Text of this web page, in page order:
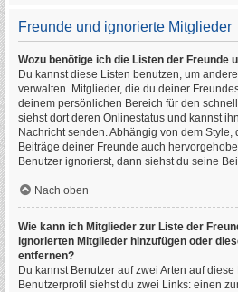
Freunde und ignorierte Mitglieder
Wozu benötige ich die Listen der Freunde
Du kannst diese Listen benutzen, um
verwalten. Mitglieder, die du deiner
deinem persönlichen Bereich für den
siehst dort deren Onlinestatus und kannst
Nachricht senden. Abhängig von dem
Beiträge deiner Freunde auch
Benutzer ignorierst, dann siehst du seine
Nach oben
Wie kann ich Mitglieder zur Liste der
ignorierten Mitglieder hinzufügen oder
entfernen?
Du kannst Benutzer auf zwei Arten auf
Benutzerprofil siehst du zwei Links: einen